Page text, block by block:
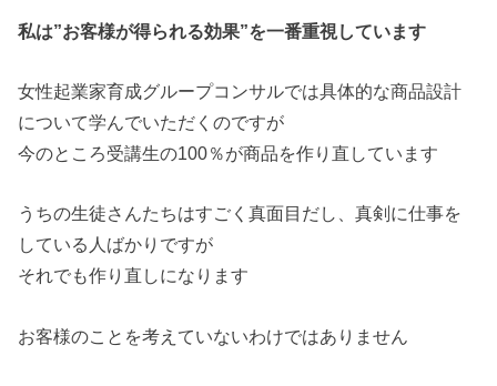
私は”お客様が得られる効果”を一番重視しています
女性起業家育成グループコンサルでは具体的な商品設計
について学んでいただくのですが
今のところ受講生の100％が商品を作り直しています
うちの生徒さんたちはすごく真面目だし、真剣に仕事を
している人ばかりですが
それでも作り直しになります
お客様のことを考えていないわけではありません